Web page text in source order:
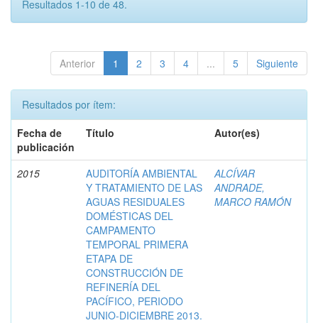
Resultados 1-10 de 48.
Anterior 1 2 3 4 ... 5 Siguiente
Resultados por ítem:
Fecha de
publicación
Título Autor(es)
2015
AUDITORÍA AMBIENTAL
Y TRATAMIENTO DE LAS
AGUAS RESIDUALES
DOMÉSTICAS DEL
CAMPAMENTO
TEMPORAL PRIMERA
ETAPA DE
CONSTRUCCIÓN DE
REFINERÍA DEL
PACÍFICO, PERIODO
JUNIO-DICIEMBRE 2013.
ALCÍVAR
ANDRADE,
MARCO RAMÓN